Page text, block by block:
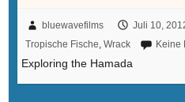
bluewavefilms Juli 10,
Tropische Fische, Wrack Keine
Exploring the Hamada